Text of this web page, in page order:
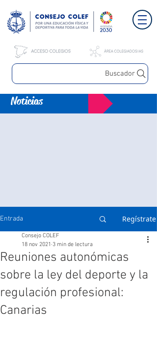
Buscador
Noticias
Entrada Regístrate
Reuniones autonómicas
sobre la ley del deporte y la
regulación profesional:
Canarias
Consejo COLEF
18 nov 2021 3 min de lectura